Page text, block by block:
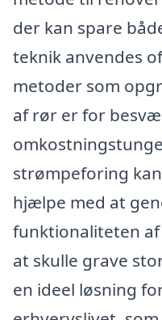
der kan spare
teknik anvendes
metoder som
af rør er for
strømpeforing
hjælpe med at
funktionaliteten
at skulle grave
en ideel løsning